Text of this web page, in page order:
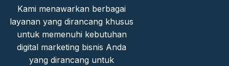
Kami menawarkan berbagai
layanan yang dirancang khusus
untuk memenuhi kebutuhan
digital marketing bisnis Anda
yang dirancang untuk